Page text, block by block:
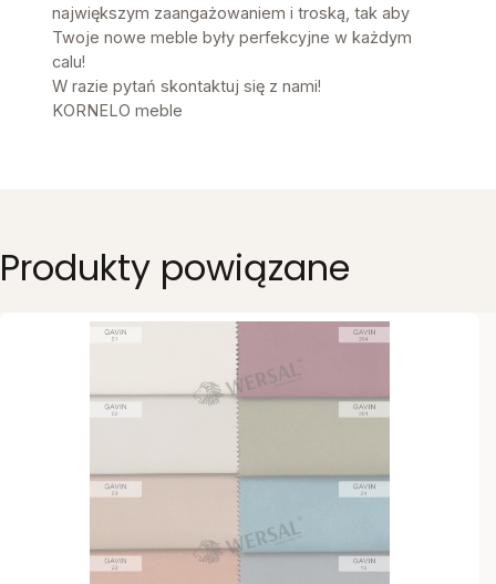
największym zaangażowaniem i troską, tak aby
Twoje nowe meble były perfekcyjne w każdym
calu!
W razie pytań skontaktuj się z nami!
KORNELO meble
Produkty powiązane